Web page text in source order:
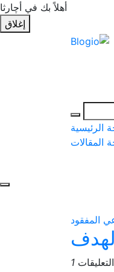
أهلاً بك في أچارثا
إغلاق
الرئيسية
المقالات
المفقود
1